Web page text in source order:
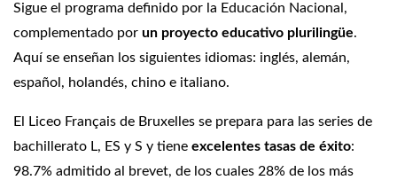
Sigue el programa definido por la Educación Nacional,
complementado por un proyecto educativo plurilingüe.
Aquí se enseñan los siguientes idiomas: inglés, alemán,
español, holandés, chino e italiano.
El Liceo Français de Bruxelles se prepara para las series de
bachillerato L, ES y S y tiene excelentes tasas de éxito:
98.7% admitido al brevet, de los cuales 28% de los más